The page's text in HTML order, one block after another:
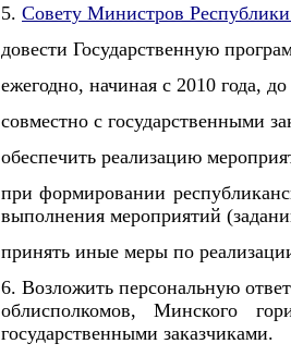
5. Совету Министров Республики
довести Государственную
ежегодно, начиная с 2010 года,
совместно с государственными
обеспечить реализацию
при формировании
выполнения мероприятий
принять иные меры по
6. Возложить персональную
облисполкомов, Минского
государственными заказчиками.